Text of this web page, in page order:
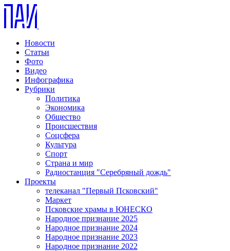
Новости
Статьи
Фото
Видео
Инфографика
Рубрики
Политика
Экономика
Общество
Происшествия
Соцсфера
Культура
Спорт
Страна и мир
Радиостанция "Серебряный дождь"
Проекты
телеканал "Первый Псковский"
Маркет
Псковские храмы в ЮНЕСКО
Народное признание 2025
Народное признание 2024
Народное признание 2023
Народное признание 2022